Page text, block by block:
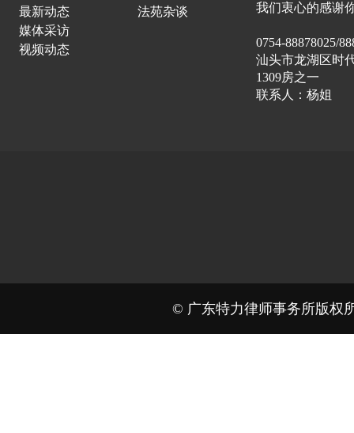
明显，而民得其喻
特色社会主义制度
民的共同意志和根
最新动态
媒体采访
视频动态
法苑杂谈
我们衷心的感谢
0754-88878025/
汕头市龙湖区时
1309房之一
联系人：杨姐
© 广东特力律师事务所版权